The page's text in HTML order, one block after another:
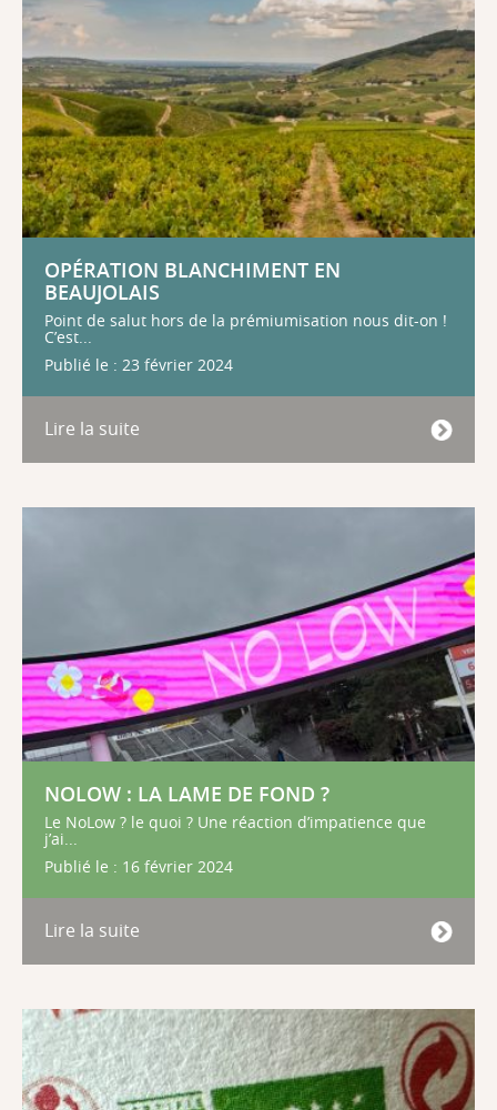
OPÉRATION BLANCHIMENT EN
BEAUJOLAIS
Point de salut hors de la prémiumisation nous dit-on !
C’est...
Publié le : 23 février 2024
Lire la suite
NOLOW : LA LAME DE FOND ?
Le NoLow ? le quoi ? Une réaction d’impatience que
j’ai...
Publié le : 16 février 2024
Lire la suite